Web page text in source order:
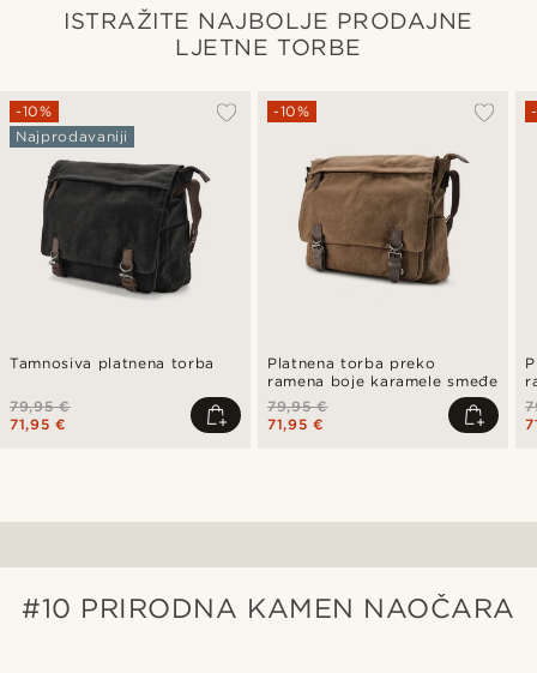
ISTRAŽITE NAJBOLJE PRODAJNE
LJETNE TORBE
Tamnosiva platnena torba
-10%
Najprodavaniji
79,95 €
71,95 €
Platnena torba preko
ramena boje karamele smeđe
-10%
79,95 €
71,95 €
#10 PRIRODNA KAMEN NAOČARA